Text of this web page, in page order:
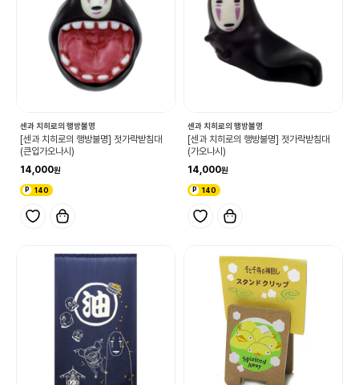
센과 치히로의 행방불명
[센과 치히로의 행방불명] 젓가락받침대
(큰입가오나시)
14,000
140
센과 치히로의 행방불명
[센과 치히로의 행방불명] 젓가락받침대
(가오나시)
14,000
140